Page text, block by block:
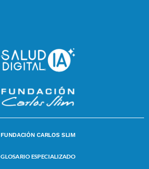
FUNDACIÓN CARLOS SLIM
GLOSARIO ESPECIALIZADO